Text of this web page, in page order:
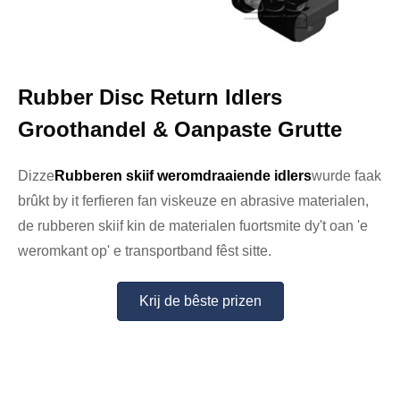
Rubber Disc Return Idlers
Groothandel & Oanpaste Grutte
DizzeRubberen skiif weromdraaiende idlerswurde faak
brûkt by it ferfieren fan viskeuze en abrasive materialen,
de rubberen skiif kin de materialen fuortsmite dy't oan 'e
weromkant op' e transportband fêst sitte.
Krij de bêste prizen